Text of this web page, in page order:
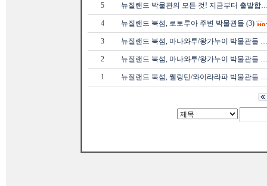
5 뉴질랜드 박물관의 모든 것! 지금부터 출발합
4 뉴질랜드 북섬, 로토루아 주변 박물관들 (3)
3 뉴질랜드 북섬, 마나와투/왕가누이 박물관들 …
2 뉴질랜드 북섬, 마나와투/왕가누이 박물관들 …
1 뉴질랜드 북섬, 웰링턴/와이라라파 박물관들 …